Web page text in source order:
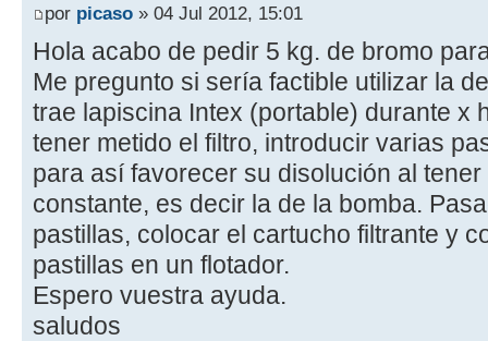
por picaso » 04 Jul 2012, 15:01
Hola acabo de pedir 5 kg. de bromo
Me pregunto si sería factible utilizar la
trae lapiscina Intex (portable) durante x
tener metido el filtro, introducir varias
para así favorecer su disolución al
constante, es decir la de la bomba.
pastillas, colocar el cartucho filtrante y
pastillas en un flotador.
Espero vuestra ayuda.
saludos